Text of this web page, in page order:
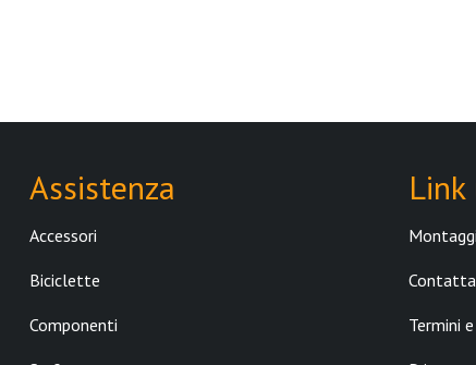
KASAI
IRONTRUST
DHD SURFBOARD
SPECIALIZED
Assistenza
Accessori
Biciclette
Componenti Termini